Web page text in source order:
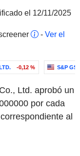
el 12/11/2025
- Ver el
-0,12 % S&P
Ltd. aprobó un
por cada
al